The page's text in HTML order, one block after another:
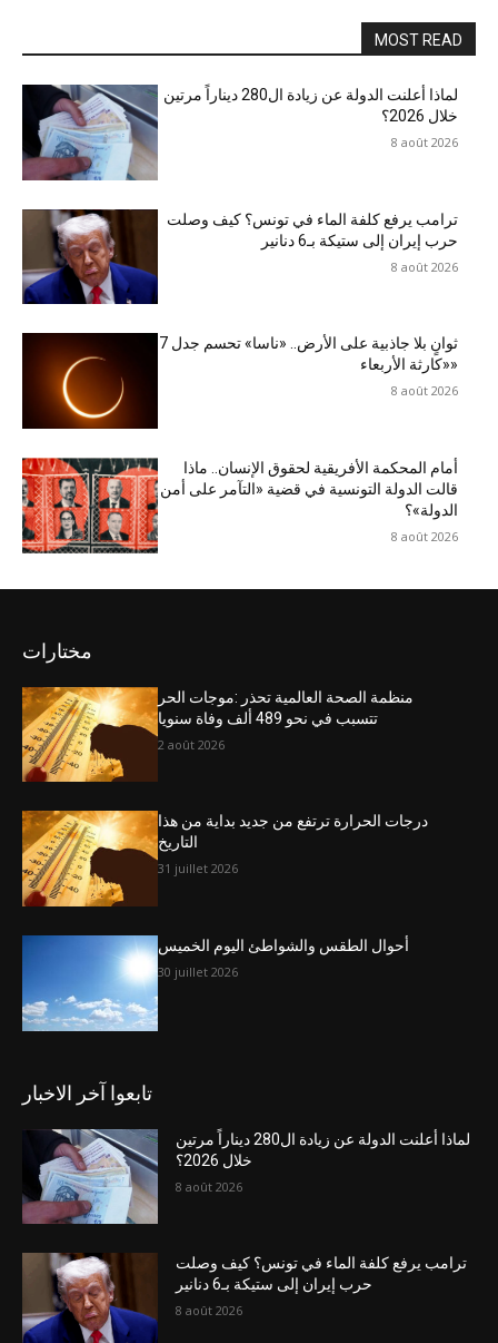
MOST READ
لماذا أعلنت الدولة عن زيادة ال280 ديناراً مرتين
خلال 2026؟
8 août 2026
ترامب يرفع كلفة الماء في تونس؟ كيف وصلت
حرب إيران إلى ستيكة بـ6 دنانير
8 août 2026
7 ثوانٍ بلا جاذبية على الأرض.. «ناسا» تحسم جدل
«كارثة الأربعاء»
8 août 2026
أمام المحكمة الأفريقية لحقوق الإنسان.. ماذا
قالت الدولة التونسية في قضية «التآمر على أمن
الدولة»؟
8 août 2026
مختارات
منظمة الصحة العالمية تحذر :موجات الحر
تتسبب في نحو 489 ألف وفاة سنويا
2 août 2026
درجات الحرارة ترتفع من جديد بداية من هذا
التاريخ
31 juillet 2026
أحوال الطقس والشواطئ اليوم الخميس
30 juillet 2026
تابعوا آخر الاخبار
لماذا أعلنت الدولة عن زيادة ال280 ديناراً مرتين
خلال 2026؟
8 août 2026
ترامب يرفع كلفة الماء في تونس؟ كيف وصلت
حرب إيران إلى ستيكة بـ6 دنانير
8 août 2026